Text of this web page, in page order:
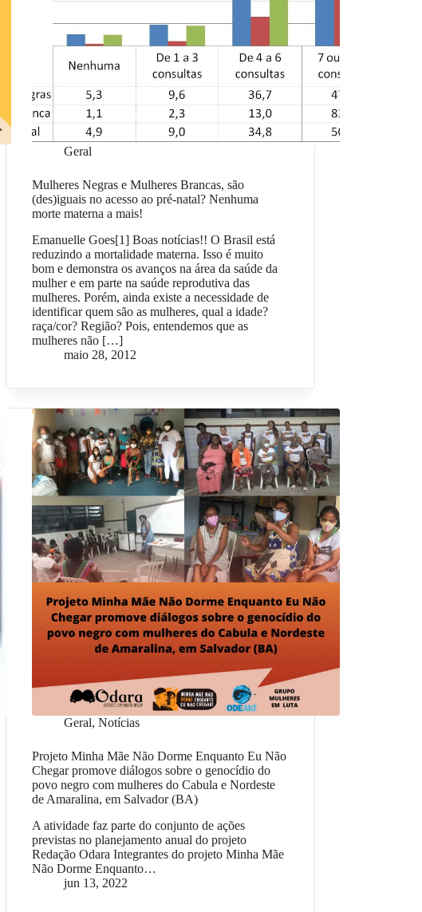
Geral
Mulheres Negras e Mulheres Brancas, são
(des)iguais no acesso ao pré-natal? Nenhuma
morte materna a mais!
Emanuelle Goes[1] Boas notícias!! O Brasil está
reduzindo a mortalidade materna. Isso é muito
bom e demonstra os avanços na área da saúde da
mulher e em parte na saúde reprodutiva das
mulheres. Porém, ainda existe a necessidade de
identificar quem são as mulheres, qual a idade?
raça/cor? Região? Pois, entendemos que as
mulheres não […]
maio 28, 2012
Geral,Notícias
Projeto Minha Mãe Não Dorme Enquanto Eu Não
Chegar promove diálogos sobre o genocídio do
povo negro com mulheres do Cabula e Nordeste
de Amaralina, em Salvador (BA)
A atividade faz parte do conjunto de ações
previstas no planejamento anual do projeto
Redação Odara Integrantes do projeto Minha Mãe
Não Dorme Enquanto…
jun 13, 2022